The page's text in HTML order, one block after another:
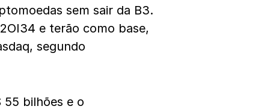
sem sair da B3.
e terão como base,
segundo
55 bilhões e o